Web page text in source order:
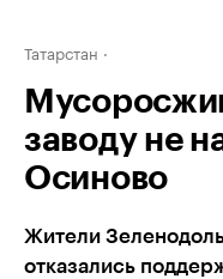
Татарстан
заводу не
Осиново
Жители
отказались